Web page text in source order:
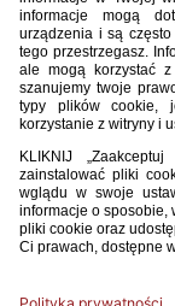
22. Tomas Rigo (69,
Veselovsky), 18.
Jambor (69, 9.
Polska: 1. Kacper
Smolarczyk), 5.
18. Dominik
Łęgowski (60, 14.
Zalewski (46, 23.